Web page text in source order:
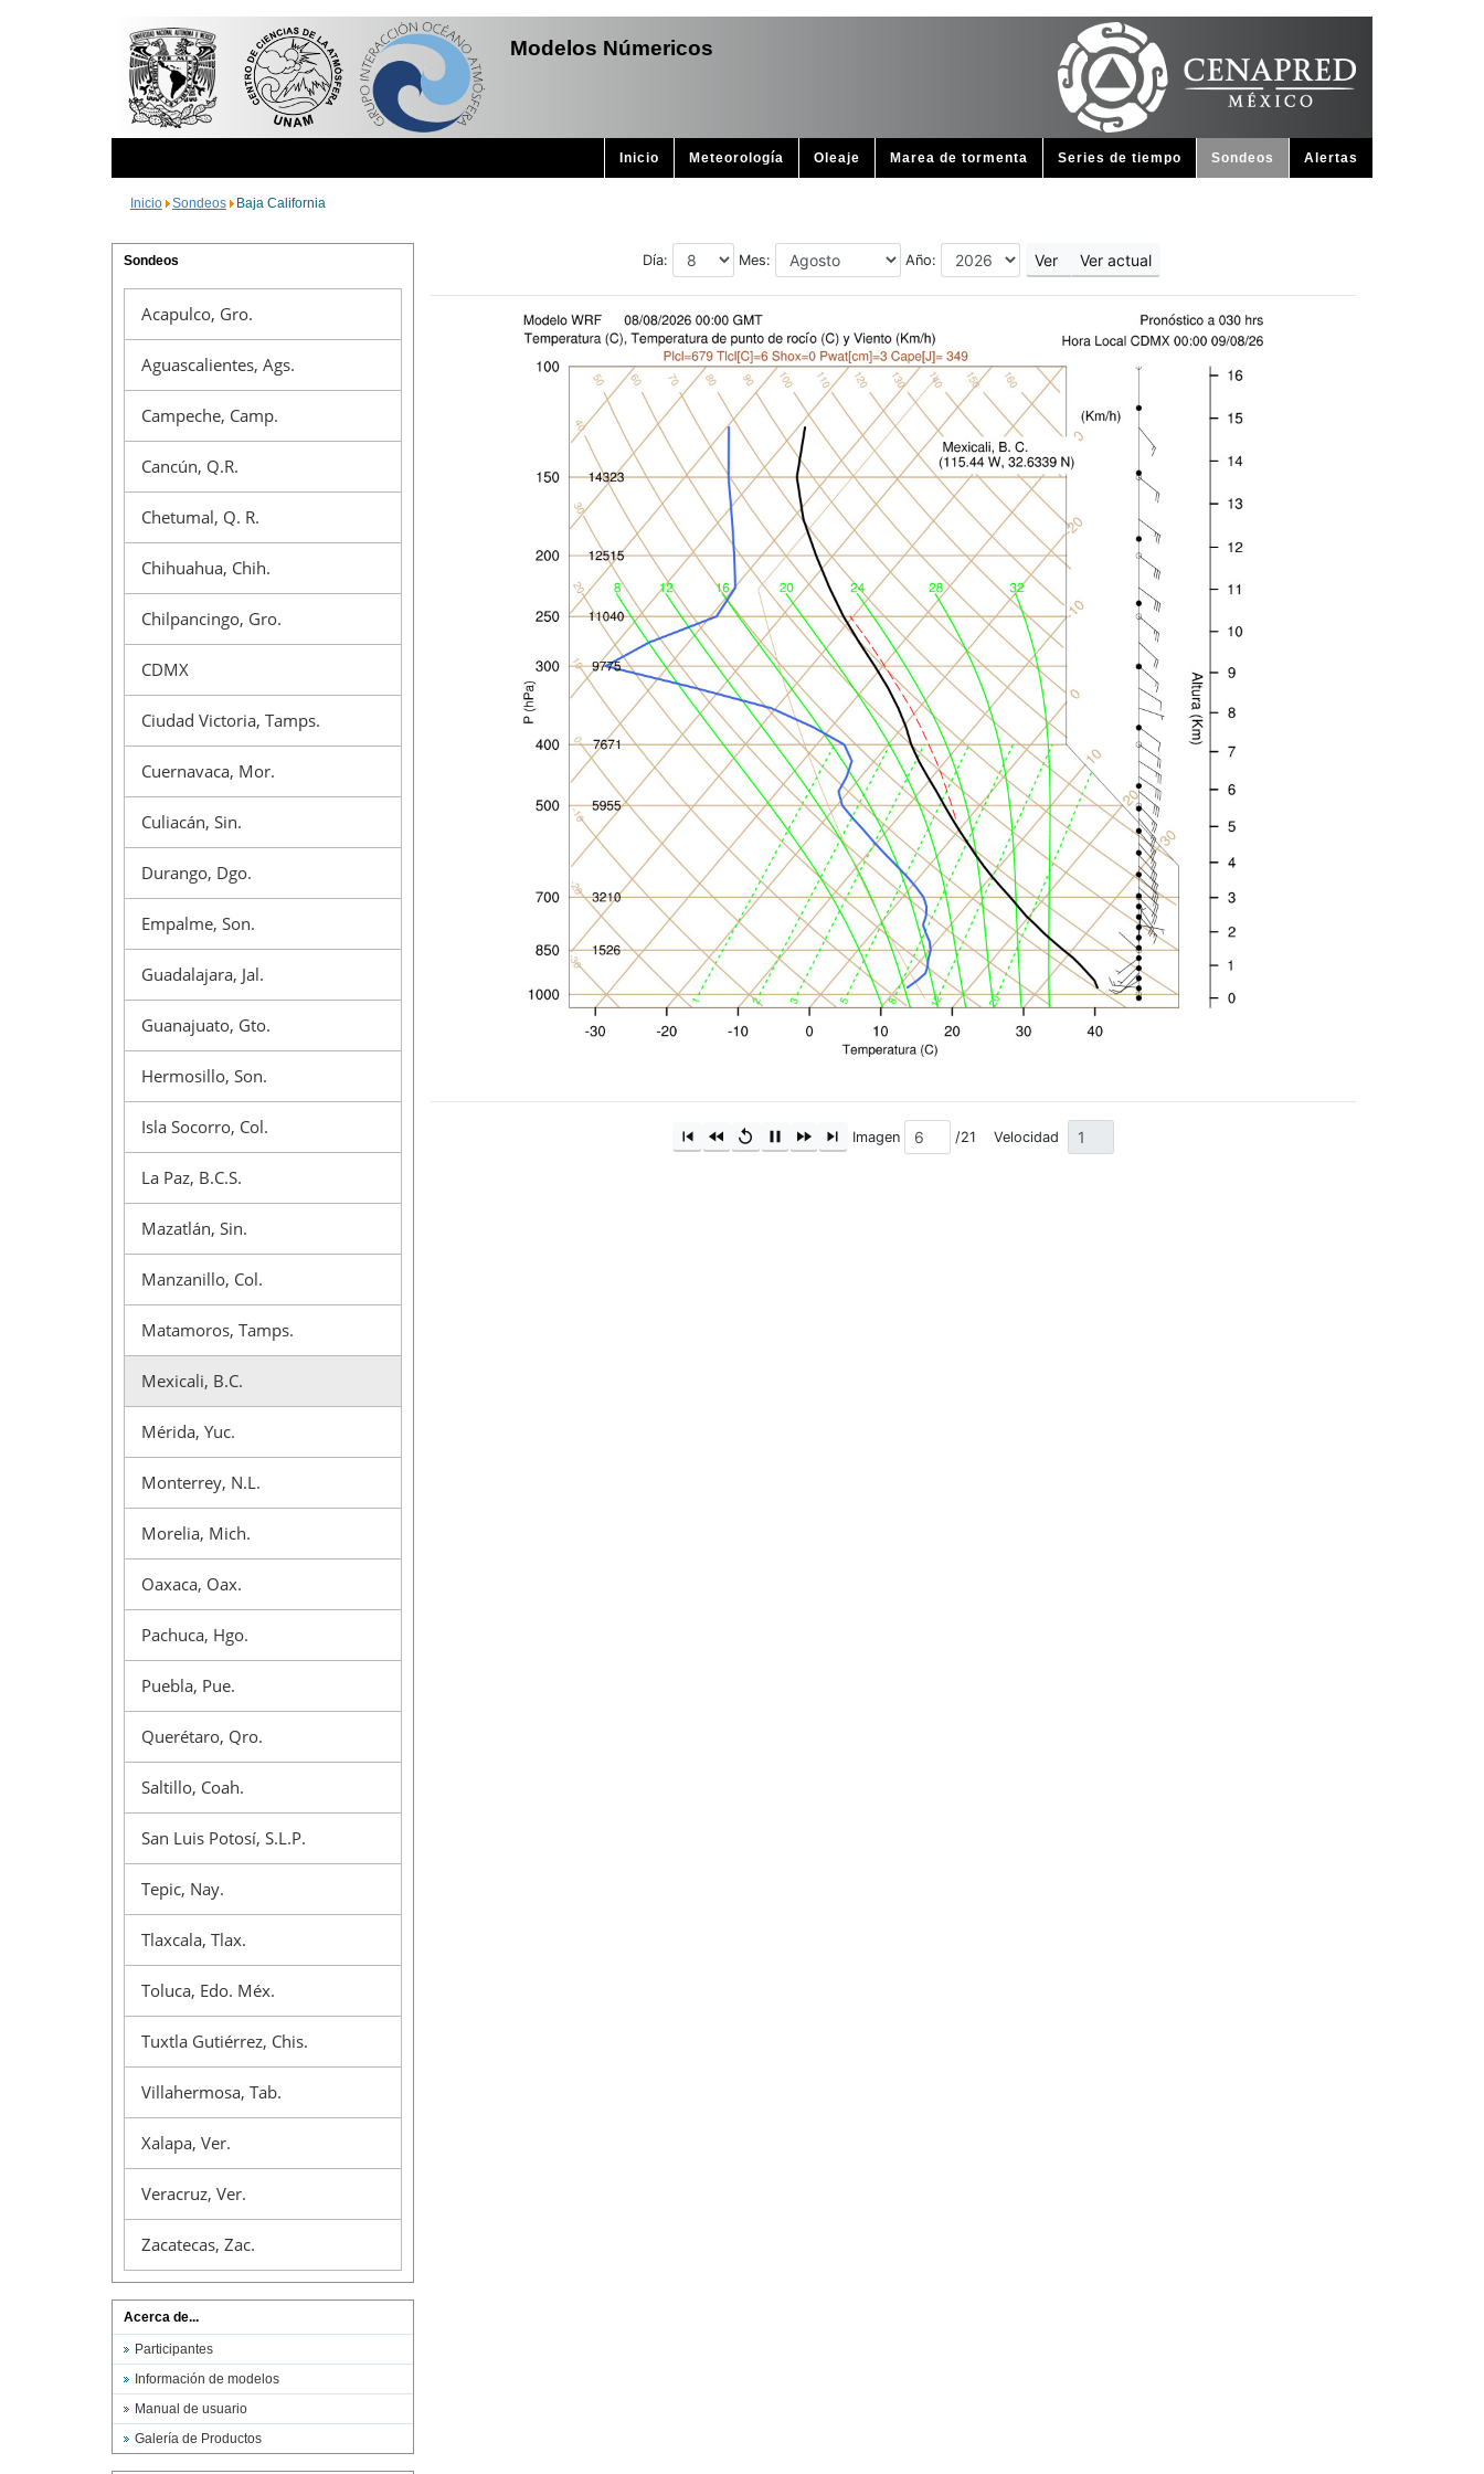
Modelos Númericos
Inicio Meteorología Oleaje Marea de tormenta Series de tiempo Sondeos Alertas
Inicio Sondeos Baja California
Sondeos
Acapulco, Gro.
Aguascalientes, Ags.
Campeche, Camp.
Cancún, Q.R.
Chetumal, Q. R.
Chihuahua, Chih.
Chilpancingo, Gro.
CDMX
Ciudad Victoria, Tamps.
Cuernavaca, Mor.
Culiacán, Sin.
Durango, Dgo.
Empalme, Son.
Guadalajara, Jal.
Guanajuato, Gto.
Hermosillo, Son.
Isla Socorro, Col.
La Paz, B.C.S.
Mazatlán, Sin.
Manzanillo, Col.
Matamoros, Tamps.
Mexicali, B.C.
Mérida, Yuc.
Monterrey, N.L.
Morelia, Mich.
Oaxaca, Oax.
Pachuca, Hgo.
Puebla, Pue.
Querétaro, Qro.
Saltillo, Coah.
San Luis Potosí, S.L.P.
Tepic, Nay.
Tlaxcala, Tlax.
Toluca, Edo. Méx.
Tuxtla Gutiérrez, Chis.
Villahermosa, Tab.
Xalapa, Ver.
Veracruz, Ver.
Zacatecas, Zac.
Acerca de...
Participantes
Información de modelos
Manual de usuario
Galería de Productos